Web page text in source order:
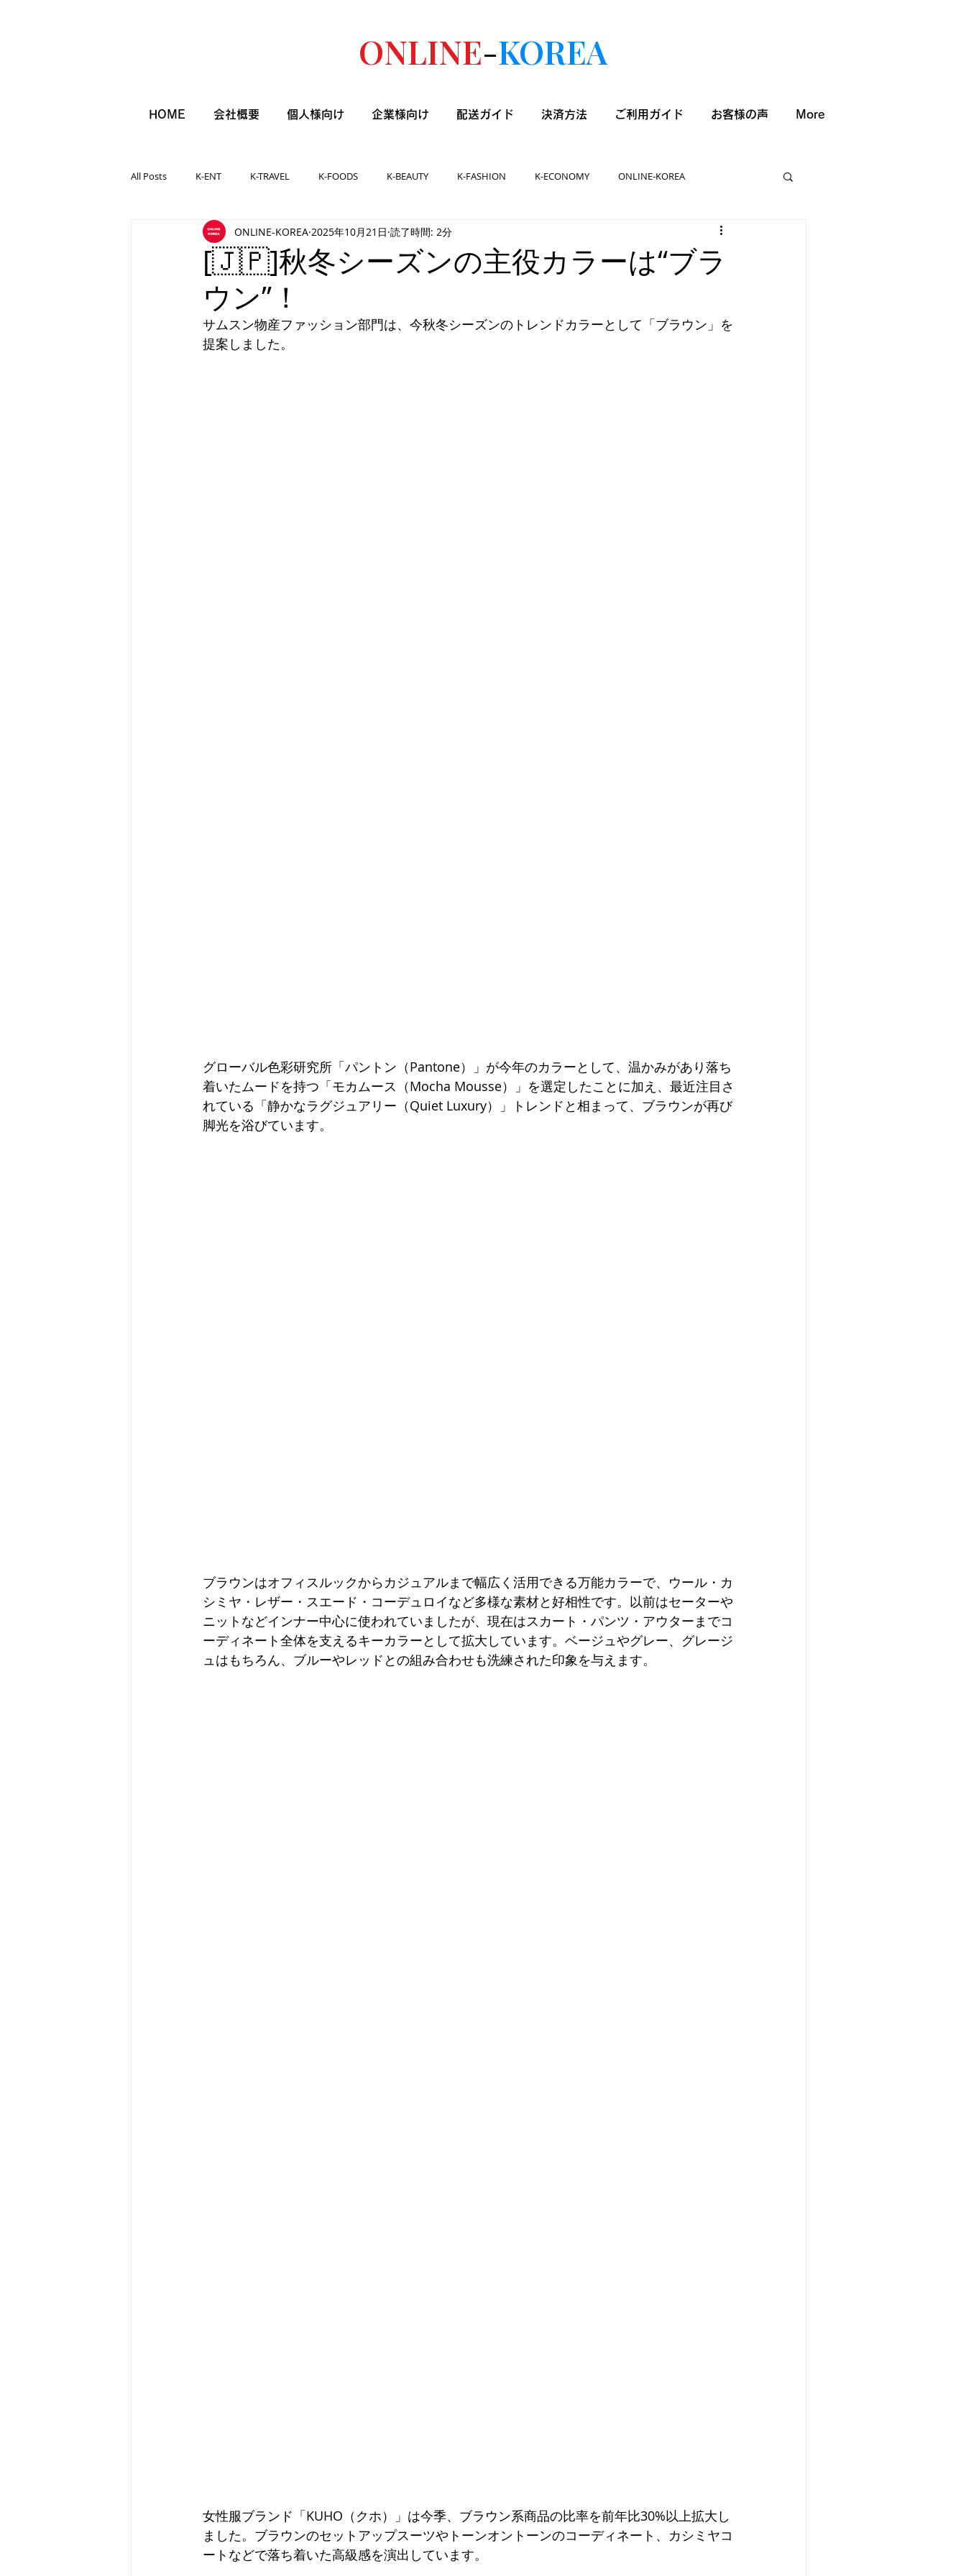
ONLINE-KOREA
HOME 会社概要 個人様向け 企業様向け 配送ガイド 決済方法 ご利用ガイド お客様の声 More
All Posts K-ENT K-TRAVEL K-FOODS K-BEAUTY K-FASHION K-ECONOMY ONLINE-KOREA
[🇯🇵]秋冬シーズンの主役カラーは“ブラ
ウン”！
ONLINE-KOREA 2025年10月21日 読了時間: 2分
サムスン物産ファッション部門は、今秋冬シーズンのトレンドカラーとして「ブラウン」を
提案しました。
グローバル色彩研究所「パントン（Pantone）」が今年のカラーとして、温かみがあり落ち
着いたムードを持つ「モカムース（Mocha Mousse）」を選定したことに加え、最近注目さ
れている「静かなラグジュアリー（Quiet Luxury）」トレンドと相まって、ブラウンが再び
脚光を浴びています。
ブラウンはオフィスルックからカジュアルまで幅広く活用できる万能カラーで、ウール・カ
シミヤ・レザー・スエード・コーデュロイなど多様な素材と好相性です。以前はセーターや
ニットなどインナー中心に使われていましたが、現在はスカート・パンツ・アウターまでコ
ーディネート全体を支えるキーカラーとして拡大しています。ベージュやグレー、グレージ
ュはもちろん、ブルーやレッドとの組み合わせも洗練された印象を与えます。
女性服ブランド「KUHO（クホ）」は今季、ブラウン系商品の比率を前年比30%以上拡大し
ました。ブラウンのセットアップスーツやトーンオントーンのコーディネート、カシミヤコ
ートなどで落ち着いた高級感を演出しています。